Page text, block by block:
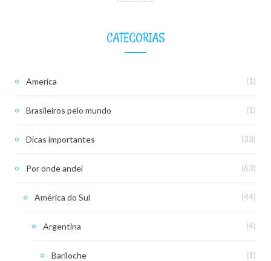
CATEGORIAS
America (1)
Brasileiros pelo mundo (1)
Dicas importantes (33)
Por onde andei (63)
América do Sul (44)
Argentina (4)
Bariloche (1)